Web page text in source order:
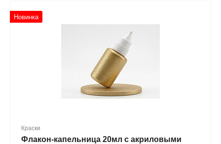
Новинка
Краски
Флакон-капельница 20мл с акриловыми